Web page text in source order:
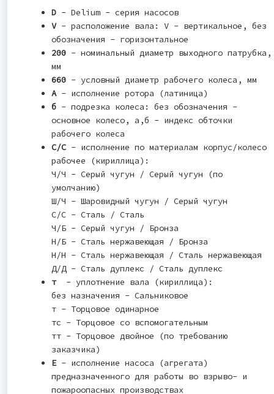
D - Delium - серия насосов
V- расположение вала: V - вертикальное, без
обозначения - горизонтальное
200 - номинальный диаметр выходного патрубка,
мм
660 - условный диаметр рабочего колеса, мм
А- исполнение ротора (латиница)
б - подрезка колеса: без обозначения -
основное колесо, а,б - индекс обточки
рабочего колеса
С/С - исполнение по материалам корпус/колесо
рабочее (кириллица):
Ч/Ч - Серый чугун / Серый чугун (по
умолчанию)
Ш/Ч - Шаровидный чугун / Серый чугун
С/С - Сталь / Сталь
Ч/Б - Серый чугун / Бронза
Н/Б - Сталь нержавеющая / Бронза
Н/Н - Сталь нержавеющая / Сталь нержавеющая
Д/Д - Сталь дуплекс / Сталь дуплекс
т- уплотнение вала (кириллица):
без назначения - Cальниковое
т - Торцовое одинарное
тс - Торцовое со вспомогательным
тт - Торцовое двойное (по требованию
заказчика)
Е- исполнение насоса (агрегата)
предназначенного для работы во взрыво- и
пожароопасных производствах